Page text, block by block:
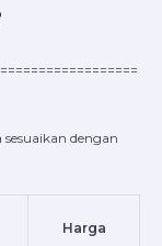
dengan
Harga